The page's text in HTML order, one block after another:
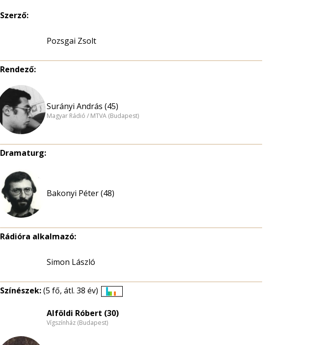
Szerző:
Pozsgai Zsolt
Rendező:
Surányi András (45)
Magyar Rádió / MTVA (Budapest)
Dramaturg:
Bakonyi Péter (48)
Rádióra alkalmazó:
Simon László
Színészek:(5 fő, átl. 38 év)
eloszlás
Alföldi Róbert (30)
Vígszínház (Budapest)